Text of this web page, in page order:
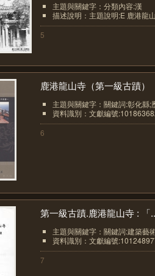
主題與關鍵字：分類內容:漢
描述說明：主題說明:E 鹿港龍
5
鹿港龍山寺（第一級古蹟）
主題與關鍵字：關鍵詞:彰化縣;
資料識別：文獻編號
6
第一級古蹟.鹿港龍山寺 : 「
主題與關鍵字：關鍵詞:建築藝
資料識別：文獻編號
7